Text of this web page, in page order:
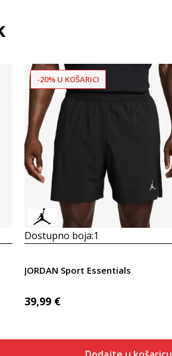
-20% U KOŠARICI
Dostupno boja:1
JORDAN Sport Essentials
39,99 €